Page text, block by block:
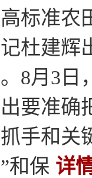
标准农
杜建辉
8月3日
要准确
手和关
和保 详